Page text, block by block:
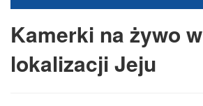
Kamerki na żywo w
lokalizacji Jeju